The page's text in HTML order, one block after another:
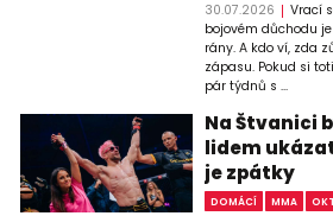
30.07.2026
Vrací
bojovém důchodu
rány. A kdo ví, zda
zápasu. Pokud si
pár týdnů s ...
Na Štvanici
lidem
je zpátky
DOMÁCÍ MMA